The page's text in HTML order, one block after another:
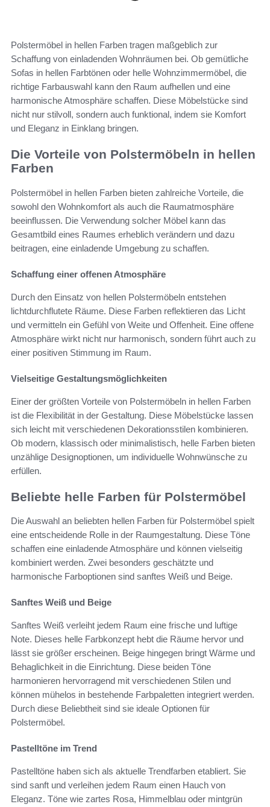
Polstermöbel in hellen Farben tragen maßgeblich zur
Schaffung von einladenden Wohnräumen bei. Ob gemütliche
Sofas in hellen Farbtönen oder helle Wohnzimmermöbel, die
richtige Farbauswahl kann den Raum aufhellen und eine
harmonische Atmosphäre schaffen. Diese Möbelstücke sind
nicht nur stilvoll, sondern auch funktional, indem sie Komfort
und Eleganz in Einklang bringen.
Die Vorteile von Polstermöbeln in hellen
Farben
Polstermöbel in hellen Farben bieten zahlreiche Vorteile, die
sowohl den Wohnkomfort als auch die Raumatmosphäre
beeinflussen. Die Verwendung solcher Möbel kann das
Gesamtbild eines Raumes erheblich verändern und dazu
beitragen, eine einladende Umgebung zu schaffen.
Schaffung einer offenen Atmosphäre
Durch den Einsatz von hellen Polstermöbeln entstehen
lichtdurchflutete Räume. Diese Farben reflektieren das Licht
und vermitteln ein Gefühl von Weite und Offenheit. Eine offene
Atmosphäre wirkt nicht nur harmonisch, sondern führt auch zu
einer positiven Stimmung im Raum.
Vielseitige Gestaltungsmöglichkeiten
Einer der größten Vorteile von Polstermöbeln in hellen Farben
ist die Flexibilität in der Gestaltung. Diese Möbelstücke lassen
sich leicht mit verschiedenen Dekorationsstilen kombinieren.
Ob modern, klassisch oder minimalistisch, helle Farben bieten
unzählige Designoptionen, um individuelle Wohnwünsche zu
erfüllen.
Beliebte helle Farben für Polstermöbel
Die Auswahl an beliebten hellen Farben für Polstermöbel spielt
eine entscheidende Rolle in der Raumgestaltung. Diese Töne
schaffen eine einladende Atmosphäre und können vielseitig
kombiniert werden. Zwei besonders geschätzte und
harmonische Farboptionen sind sanftes Weiß und Beige.
Sanftes Weiß und Beige
Sanftes Weiß verleiht jedem Raum eine frische und luftige
Note. Dieses helle Farbkonzept hebt die Räume hervor und
lässt sie größer erscheinen. Beige hingegen bringt Wärme und
Behaglichkeit in die Einrichtung. Diese beiden Töne
harmonieren hervorragend mit verschiedenen Stilen und
können mühelos in bestehende Farbpaletten integriert werden.
Durch diese Beliebtheit sind sie ideale Optionen für
Polstermöbel.
Pastelltöne im Trend
Pastelltöne haben sich als aktuelle Trendfarben etabliert. Sie
sind sanft und verleihen jedem Raum einen Hauch von
Eleganz. Töne wie zartes Rosa, Himmelblau oder mintgrün